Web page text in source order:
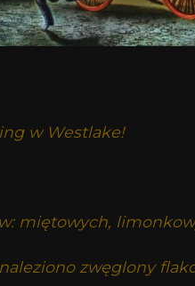
w Westlake!
miętowych,
zwęglony